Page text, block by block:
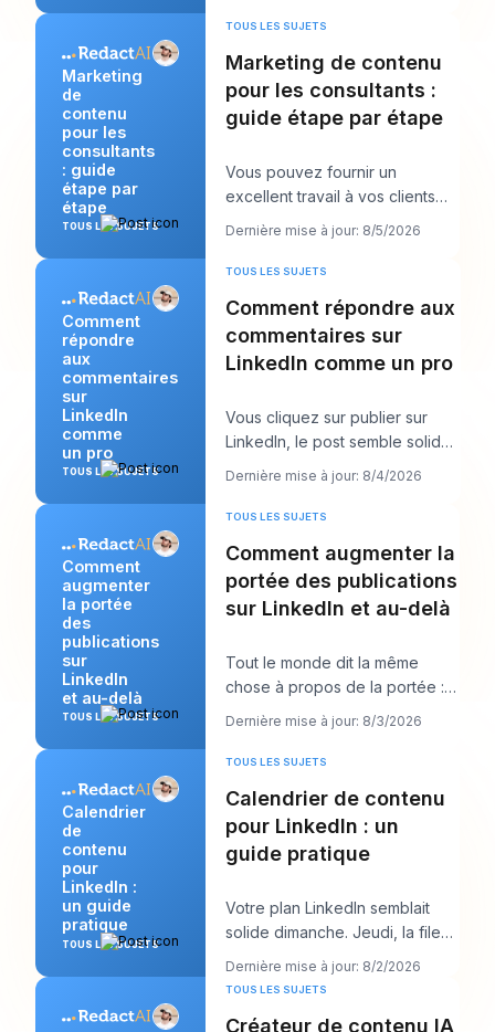
Marketing
de
contenu
pour les
consultants
: guide
étape par
étape
TOUS LES SUJETS
TOUS LES SUJETS
Marketing de contenu
pour les consultants :
guide étape par étape
Vous pouvez fournir un
excellent travail à vos clients
tout en vous sentant
étrangement invisible en
Dernière mise à jour: 8/5/2026
Comment
répondre
aux
commentaires
sur
LinkedIn
comme
un pro
TOUS LES SUJETS
TOUS LES SUJETS
Comment répondre aux
commentaires sur
LinkedIn comme un pro
Vous cliquez sur publier sur
LinkedIn, le post semble solide,
puis le vrai travail commence.
Dernière mise à jour: 8/4/2026
Comment
augmenter
la portée
des
publications
sur
LinkedIn
et au-delà
TOUS LES SUJETS
TOUS LES SUJETS
Comment augmenter la
portée des publications
sur LinkedIn et au-delà
Tout le monde dit la même
chose à propos de la portée :
publiez plus. Ce conseil semble
Dernière mise à jour: 8/3/2026
Calendrier
de
contenu
pour
LinkedIn :
un guide
pratique
TOUS LES SUJETS
TOUS LES SUJETS
Calendrier de contenu
pour LinkedIn : un
guide pratique
Votre plan LinkedIn semblait
solide dimanche. Jeudi, la file
d’attente est vide, l’accroche
Dernière mise à jour: 8/2/2026
TOUS LES SUJETS
Créateur de contenu IA